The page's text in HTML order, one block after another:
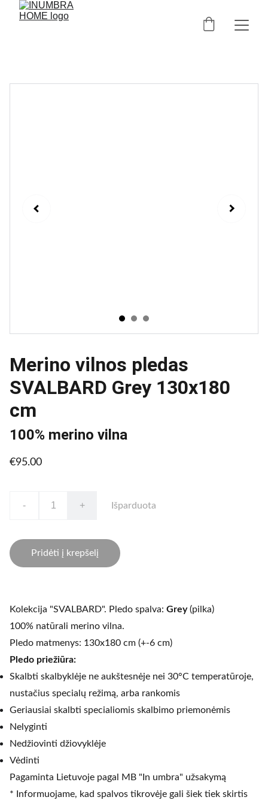
Merino vilnos pledas
SVALBARD Grey 130x180
cm
100% merino vilna
€95.00
- + Išparduota
Pridėti į krepšelį
Kolekcija "SVALBARD". Pledo spalva: Grey(pilka)
100% natūrali merino vilna.
Pledo matmenys: 130x180 cm (+-6 cm)
Pledo priežiūra:
Skalbti skalbyklėje ne aukštesnėje nei 30°C temperatūroje,
nustačius specialų režimą, arba rankomis
Geriausiai skalbti specialiomis skalbimo priemonėmis
Nelyginti
Nedžiovinti džiovyklėje
Vėdinti
Pagaminta Lietuvoje pagal MB "In umbra" užsakymą
* Informuojame, kad spalvos tikrovėje gali šiek tiek skirtis